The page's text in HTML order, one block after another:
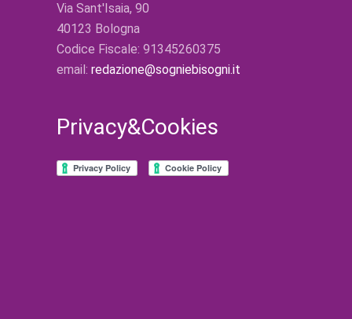
Via Sant'Isaia, 90
40123 Bologna
Codice Fiscale: 91345260375
email: redazione@sogniebisogni.it
Privacy&Cookies